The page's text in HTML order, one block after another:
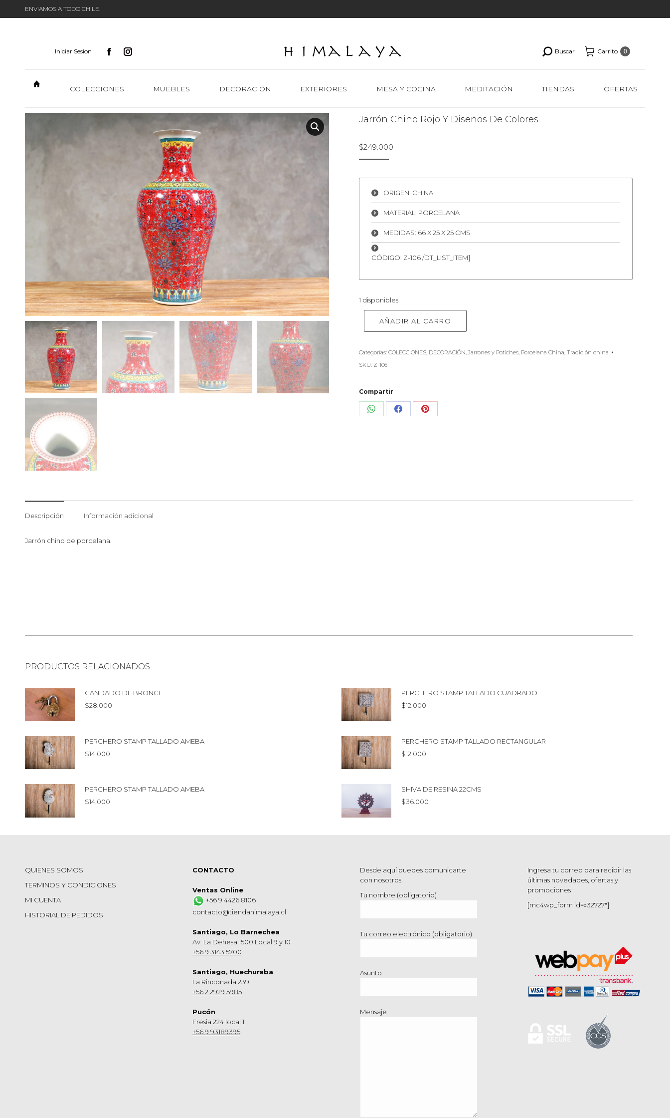
ENVIAMOS A TODO CHILE.
Iniciar Sesion Buscar Carrito 0
COLECCIONES MUEBLES DECORACIÓN EXTERIORES MESA Y COCINA MEDITACIÓN TIENDAS OFERTAS
Jarrón Chino Rojo Y Diseños De Colores
$249.000
ORIGEN: CHINA
MATERIAL: PORCELANA
MEDIDAS: 66 X 25 X 25 CMS
CÓDIGO: Z-106 /DT_LIST_ITEM]
1 disponibles
AÑADIR AL CARRO
Categorías: COLECCIONES, DECORACIÓN, Jarrones y Potiches, Porcelana China, Tradición china
SKU: Z-106
Compartir
Share Share Share
Descripción Información adicional
Jarrón chino de porcelana.
PRODUCTOS RELACIONADOS
CANDADO DE BRONCE
$28.000
PERCHERO STAMP TALLADO CUADRADO
$12.000
PERCHERO STAMP TALLADO AMEBA
$14.000
PERCHERO STAMP TALLADO RECTANGULAR
$12.000
PERCHERO STAMP TALLADO AMEBA
$14.000
SHIVA DE RESINA 22CMS
$36.000
QUIENES SOMOS
TERMINOS Y CONDICIONES
MI CUENTA
HISTORIAL DE PEDIDOS
CONTACTO
Ventas Online
+56 9 4426 8106
contacto@tiendahimalaya.cl
Santiago, Lo Barnechea
Av. La Dehesa 1500 Local 9 y 10
+56 9 3143 5700
Santiago, Huechuraba
La Rinconada 239
+56 2 2929 5985
Pucón
Fresia 224 local 1
+56 9 93189395
Desde aquí puedes comunicarte
con nosotros.
Tu nombre (obligatorio)
Tu correo electrónico (obligatorio)
Asunto
Mensaje
Ingresa tu correo para recibir las
últimas novedades, ofertas y
promociones
[mc4wp_form id=»32727″]